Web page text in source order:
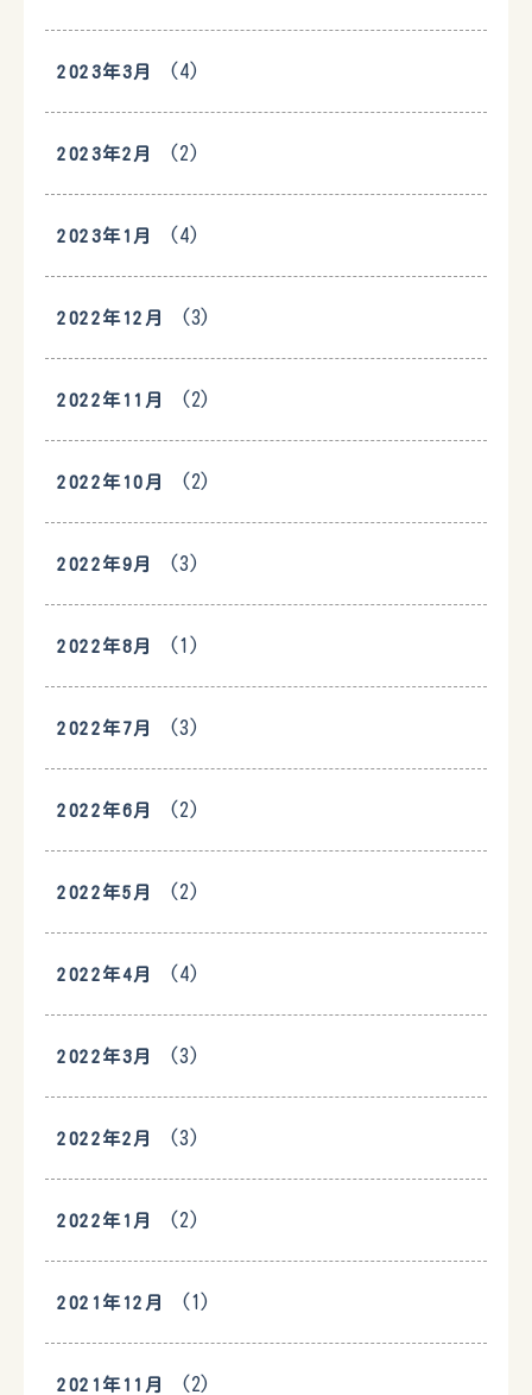
2023年3月 (4)
2023年2月 (2)
2023年1月 (4)
2022年12月 (3)
2022年11月 (2)
2022年10月 (2)
2022年9月 (3)
2022年8月 (1)
2022年7月 (3)
2022年6月 (2)
2022年5月 (2)
2022年4月 (4)
2022年3月 (3)
2022年2月 (3)
2022年1月 (2)
2021年12月 (1)
2021年11月 (2)